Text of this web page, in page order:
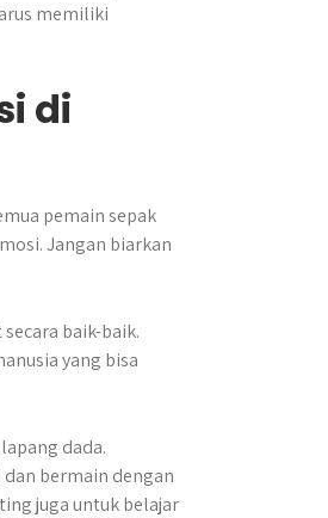
memiliki
di
pemain sepak
Jangan biarkan
baik-baik.
yang bisa
dada.
bermain dengan
juga untuk belajar